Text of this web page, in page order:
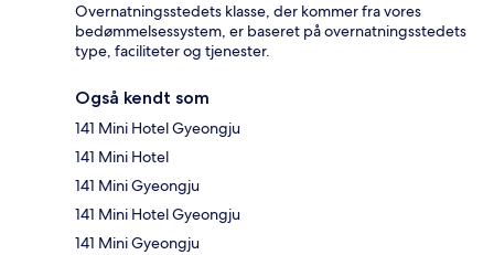
Overnatningsstedets klasse, der kommer fra vores
bedømmelsessystem, er baseret på overnatningsstedets
type, faciliteter og tjenester.
Også kendt som
141 Mini Hotel Gyeongju
141 Mini Hotel
141 Mini Gyeongju
141 Mini Hotel Gyeongju
141 Mini Gyeongju